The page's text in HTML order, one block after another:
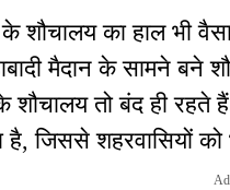
शौचालय का हाल भी
मैदान के सामने बने
शौचालय तो बंद ही रहते
है, जिससे शहरवासियों